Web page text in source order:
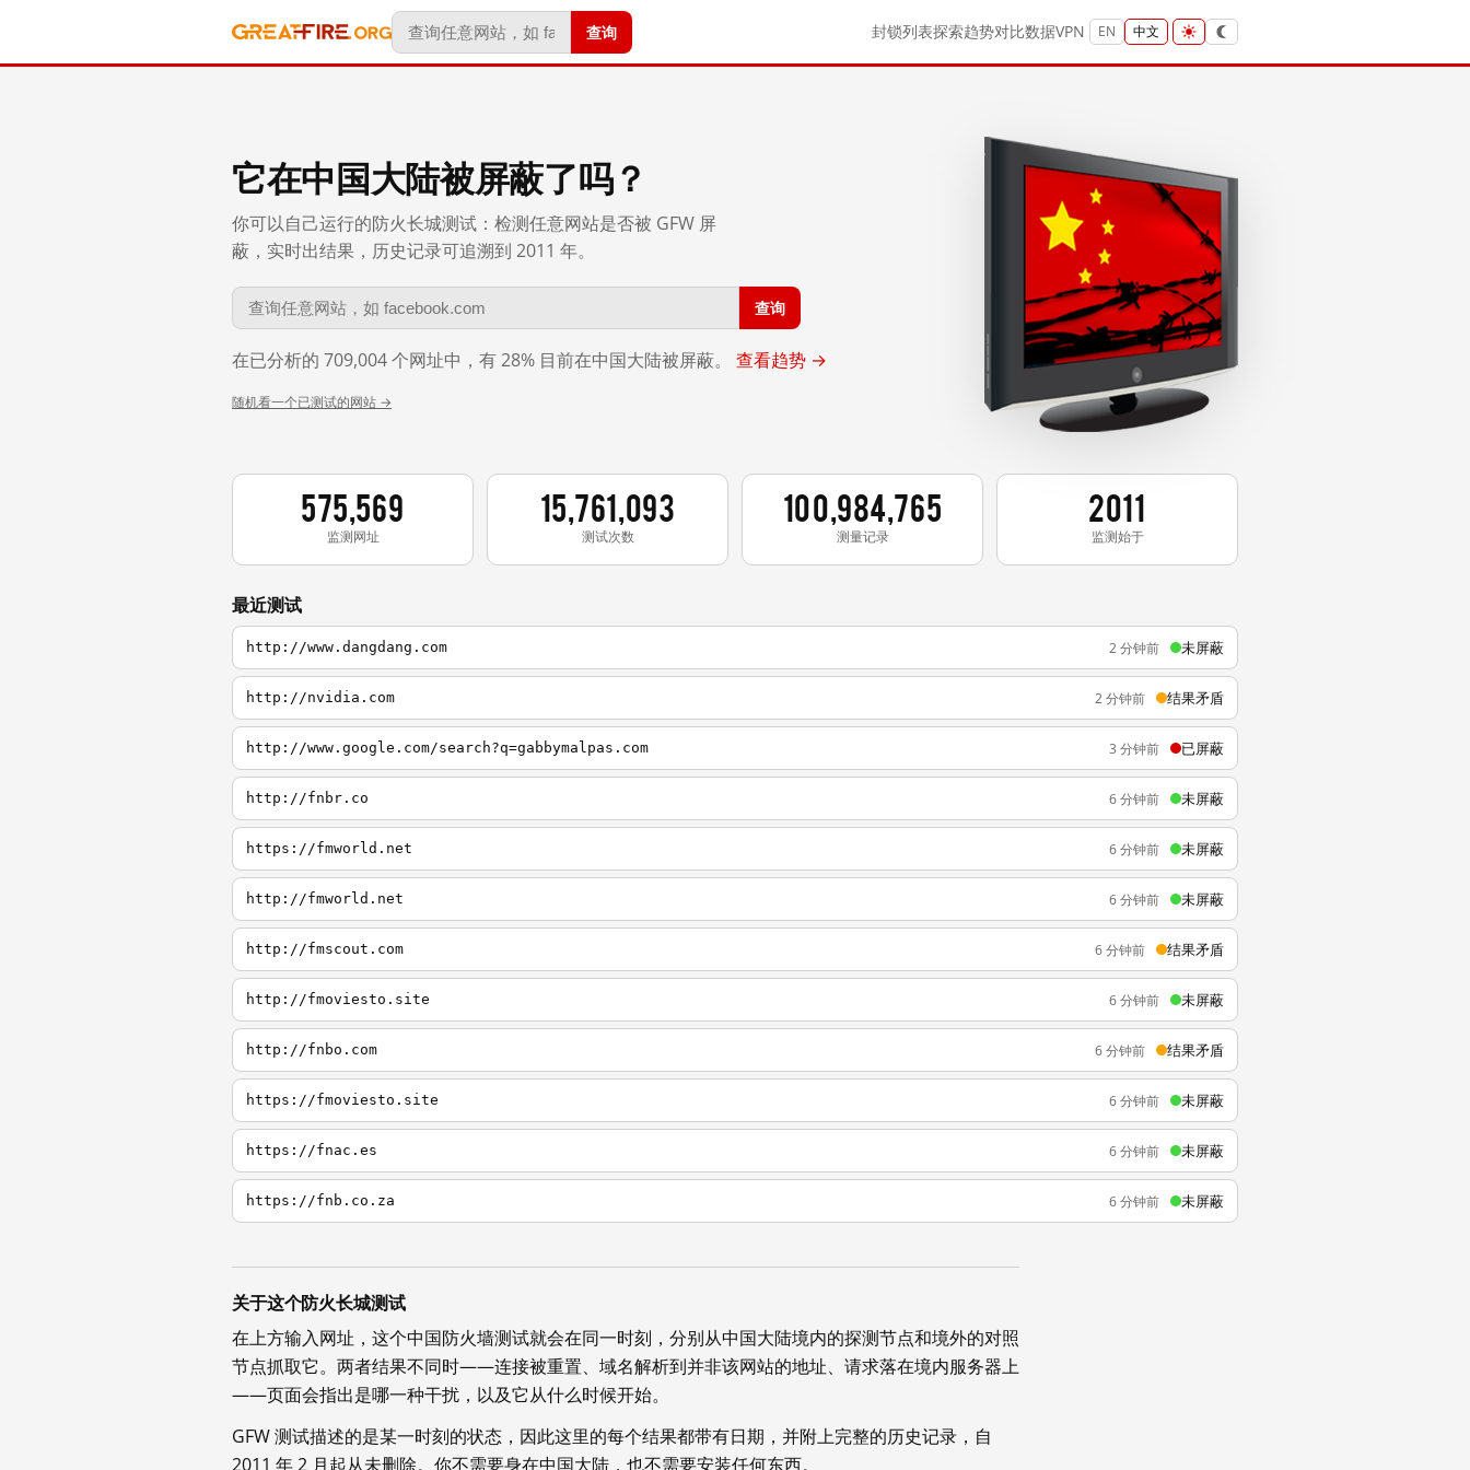
查询 封锁列表探索趋势对比数据VPN EN 中文
它在中国大陆被屏蔽了吗？
你可以自己运行的防火长城测试：检测任意网站是否被 GFW 屏
蔽，实时出结果，历史记录可追溯到 2011 年。
查询
在已分析的 709,004 个网址中，有 28% 目前在中国大陆被屏蔽。 查看趋势 →
随机看一个已测试的网站 →
575,569
监测网址
15,761,093
测试次数
100,984,765
测量记录
2011
监测始于
最近测试
http://www.dangdang.com 2 分钟前 未屏蔽
http://nvidia.com 2 分钟前 结果矛盾
http://www.google.com/search?q=gabbymalpas.com 3 分钟前 已屏蔽
http://fnbr.co 6 分钟前 未屏蔽
https://fmworld.net 6 分钟前 未屏蔽
http://fmworld.net 6 分钟前 未屏蔽
http://fmscout.com 6 分钟前 结果矛盾
http://fmoviesto.site 6 分钟前 未屏蔽
http://fnbo.com 6 分钟前 结果矛盾
https://fmoviesto.site 6 分钟前 未屏蔽
https://fnac.es 6 分钟前 未屏蔽
https://fnb.co.za 6 分钟前 未屏蔽
关于这个防火长城测试
在上方输入网址，这个中国防火墙测试就会在同一时刻，分别从中国大陆境内的探测节点和境外的对照
节点抓取它。两者结果不同时——连接被重置、域名解析到并非该网站的地址、请求落在境内服务器上
——页面会指出是哪一种干扰，以及它从什么时候开始。
GFW 测试描述的是某一时刻的状态，因此这里的每个结果都带有日期，并附上完整的历史记录，自
2011 年 2 月起从未删除。你不需要身在中国大陆，也不需要安装任何东西。